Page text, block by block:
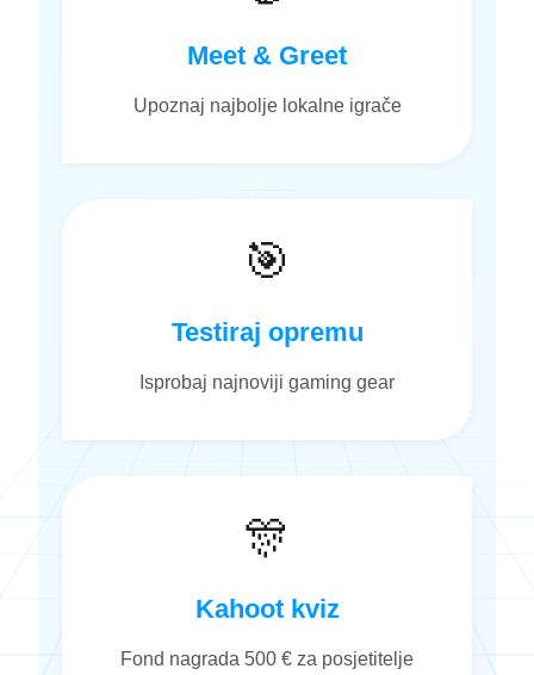
Meet & Greet
Upoznaj najbolje lokalne igrače
🎯
Testiraj opremu
Isprobaj najnoviji gaming gear
🎊
Kahoot kviz
Fond nagrada 500 € za posjetitelje